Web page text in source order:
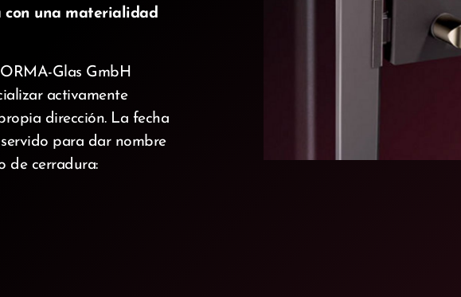
con una materialidad
Glas GmbH
activamente
dirección. La fecha
servido para dar nombre
de cerradura: